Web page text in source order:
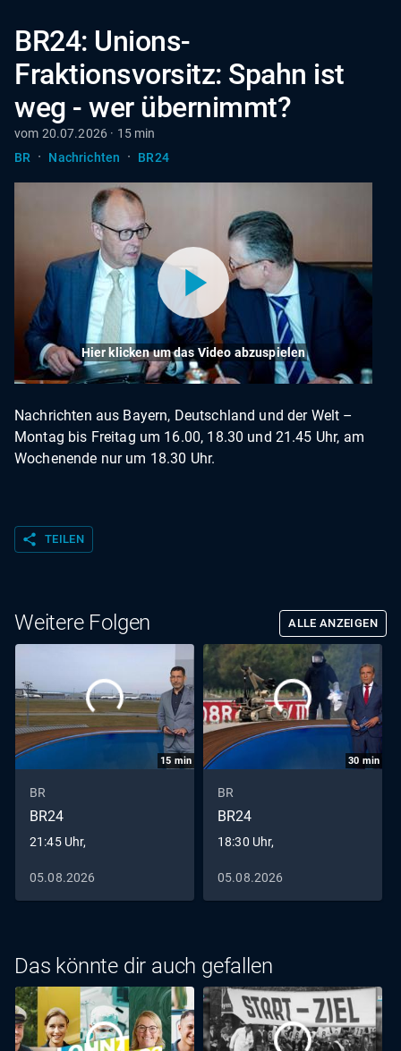
BR24: Unions-
Fraktionsvorsitz: Spahn ist
weg - wer übernimmt?
vom 20.07.2026 · 15 min
BR
· Nachrichten · BR24
Hier klicken um das Video abzuspielen
Nachrichten aus Bayern, Deutschland und der Welt –
Montag bis Freitag um 16.00, 18.30 und 21.45 Uhr, am
Wochenende nur um 18.30 Uhr.
share TEILEN
Weitere Folgen ALLE ANZEIGEN
15 min
BR
BR24
21:45 Uhr,
05.08.2026
30 min
BR
BR24
18:30 Uhr,
05.08.2026
Das könnte dir auch gefallen